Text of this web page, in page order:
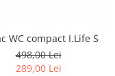
WC compact I.Life S
498,00 Lei
289,00 Lei